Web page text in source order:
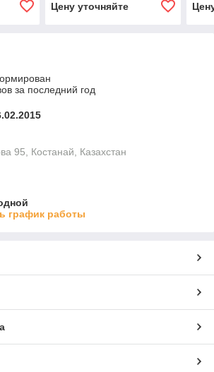
Цену уточняйте
за последний год
95, Костанай, Казахстан
график работы